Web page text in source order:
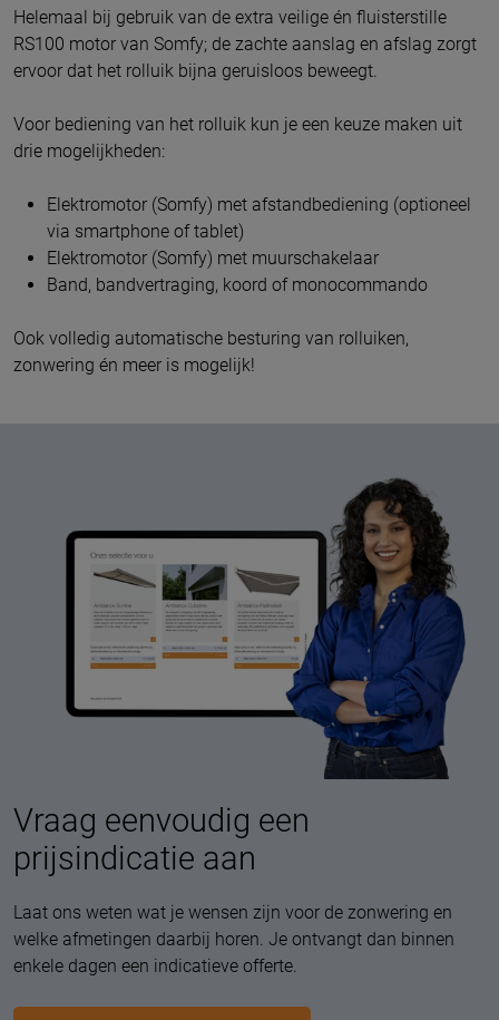
Helemaal bij gebruik van de extra veilige én fluisterstille
RS100 motor van Somfy; de zachte aanslag en afslag zorgt
ervoor dat het rolluik bijna geruisloos beweegt.
Voor bediening van het rolluik kun je een keuze maken uit
drie mogelijkheden:
Elektromotor (Somfy) met afstandbediening (optioneel
via smartphone of tablet)
Elektromotor (Somfy) met muurschakelaar
Band, bandvertraging, koord of monocommando
Ook volledig automatische besturing van rolluiken,
zonwering én meer is mogelijk!
Vraag eenvoudig een
prijsindicatie aan
Laat ons weten wat je wensen zijn voor de zonwering en
welke afmetingen daarbij horen. Je ontvangt dan binnen
enkele dagen een indicatieve offerte.